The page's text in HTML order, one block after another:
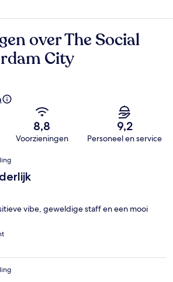
over The Social
City
8,8
Voorzieningen
9,2
Personeel en service
vibe, geweldige staff en een mooi